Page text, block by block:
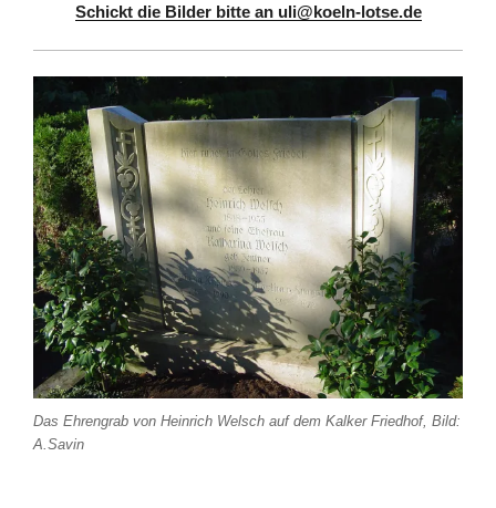
Schickt die Bilder bitte an uli@koeln-lotse.de
Das Ehrengrab von Heinrich Welsch auf dem Kalker Friedhof, Bild:
A.Savin